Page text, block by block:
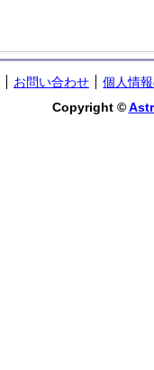
お問い合わせ
個人情
Copyright ©